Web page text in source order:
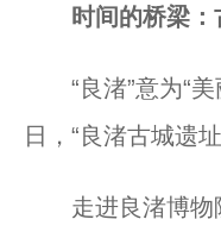
时间的桥梁
“良渚”意为“美
日，“良渚古城遗
走进良渚博物院